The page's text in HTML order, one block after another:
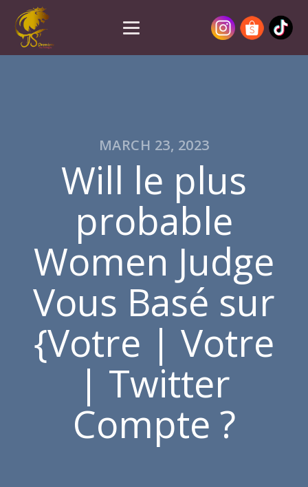
MARCH 23, 2023
Will le plus
probable
Women Judge
Vous Basé sur
{Votre | Votre
| Twitter
Compte ?